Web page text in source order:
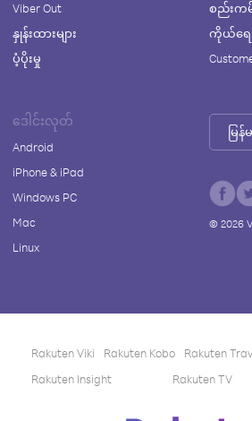
Viber Out
နှုန်းထားများ
ပံ့ပိုးမှု
စည်းကမ်
ကိုယ်ရေ
ဒေါင်းလုတ်
Android
iPhone & iPad
Windows PC
Mac
Linux
မြန်
© 2026
Rakuten Viki Rakuten Kobo Rakuten
Rakuten Insight
Rakuten TV